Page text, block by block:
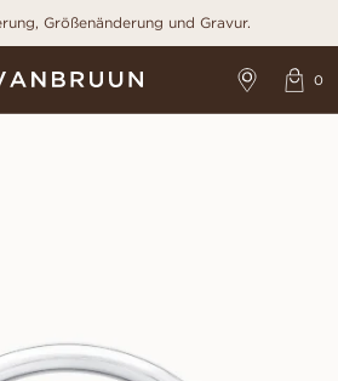
Größenänderung und Gravur.